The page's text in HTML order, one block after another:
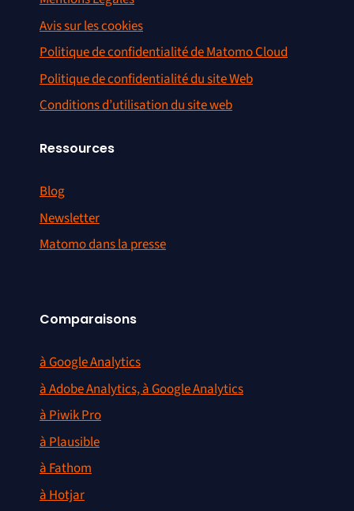
Avis sur les cookies
Politique de confidentialité de Matomo Cloud
Politique de confidentialité du site Web
Conditions d’utilisation du site web
Ressources
Blog
Newsletter
Matomo dans la presse
Comparaisons
à Google Analytics
à Adobe Analytics, à Google Analytics
à Piwik Pro
à Plausible
à Fathom
à Hotjar